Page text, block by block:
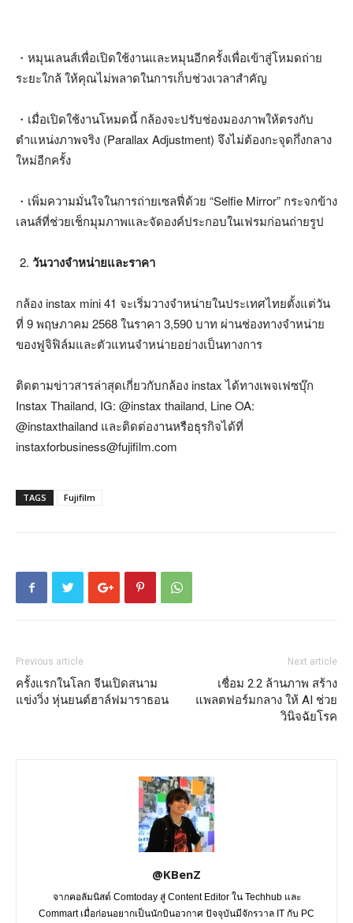
・หมุนเลนส์เพื่อเปิดใช้งานและหมุนอีกครั้งเพื่อเข้าสู่โหมดถ่าย
ระยะใกล้ ให้คุณไม่พลาดในการเก็บช่วงเวลาสำคัญ
・เมื่อเปิดใช้งานโหมดนี้ กล้องจะปรับช่องมองภาพให้ตรงกับ
ตำแหน่งภาพจริง (Parallax Adjustment) จึงไม่ต้องกะจุดกึ่งกลาง
ใหม่อีกครั้ง
・เพิ่มความมั่นใจในการถ่ายเซลฟี่ด้วย “Selfie Mirror” กระจกข้าง
เลนส์ที่ช่วยเช็กมุมภาพและจัดองค์ประกอบในเฟรมก่อนถ่ายรูป
วันวางจำหน่ายและราคา
กล้อง instax mini 41 จะเริ่มวางจำหน่ายในประเทศไทยตั้งแต่วัน
ที่ 9 พฤษภาคม 2568 ในราคา 3,590 บาท ผ่านช่องทางจำหน่าย
ของฟูจิฟิล์มและตัวแทนจำหน่ายอย่างเป็นทางการ
ติดตามข่าวสารล่าสุดเกี่ยวกับกล้อง instax ได้ทางเพจเฟซบุ๊ก
Instax Thailand, IG: @instax thailand, Line OA:
@instaxthailand และติดต่องานหรือธุรกิจได้ที่
instaxforbusiness@fujifilm.com
TAGS Fujifilm
Previous article
ครั้งแรกในโลก จีนเปิดสนาม
แข่งวิ่ง หุ่นยนต์ฮาล์ฟมาราธอน
Next article
เชื่อม 2.2 ล้านภาพ สร้าง
แพลตฟอร์มกลาง ให้ AI ช่วย
วินิจฉัยโรค
@KBenZ
จากคอลัมนิสต์ Comtoday สู่ Content Editor ใน Techhub และ
Commart เมื่อก่อนอยากเป็นนักบินอวกาศ ปัจจุบันมีจักรวาล IT กับ PC